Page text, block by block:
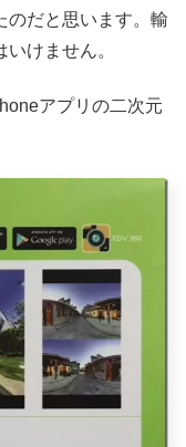
のだと思います。輸
けません。
アプリの二次元